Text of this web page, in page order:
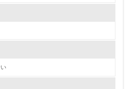
自分の業務の中で行うべき環